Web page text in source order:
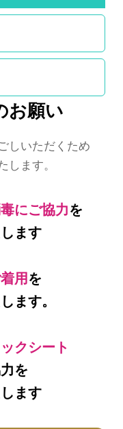
お願い
しいただくため
します。
にご協力を
ます
用 を
ます。
クシート
を
ます